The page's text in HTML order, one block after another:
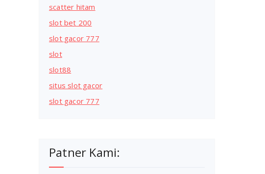
scatter hitam
slot bet 200
slot gacor 777
slot
slot88
situs slot gacor
slot gacor 777
Patner Kami: